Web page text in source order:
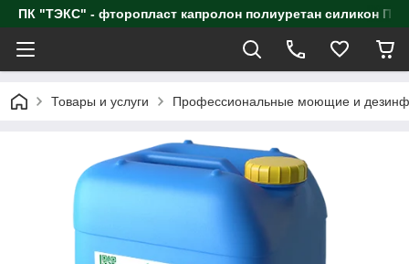
ПК "ТЭКС" - фторопласт капролон полиуретан
Товары и услуги Профессиональные моющие и